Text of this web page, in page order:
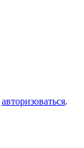
авторизоваться.